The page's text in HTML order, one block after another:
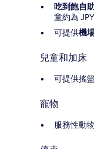
吃到飽自
童約為
可提供機
兒童和加床
可提供搖
寵物
服務性動